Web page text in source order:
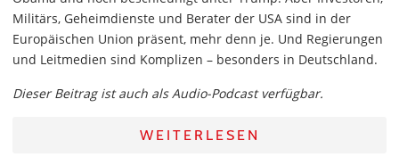
Militärs, Geheimdienste und Berater der USA sind in der
Europäischen Union präsent, mehr denn je. Und Regierungen
und Leitmedien sind Komplizen – besonders in Deutschland.
Dieser Beitrag ist auch als Audio-Podcast verfügbar.
WEITERLESEN